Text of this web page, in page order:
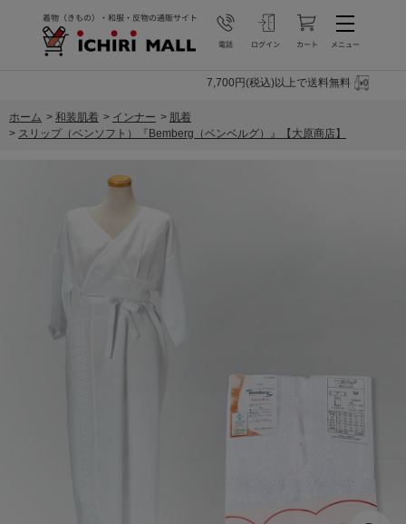
7,700円(税込)以上で送料無料
ホーム > 和装肌着 > インナー > 肌着
> スリップ（ベンソフト）『Bemberg（ベンベルグ）』【大原商店】